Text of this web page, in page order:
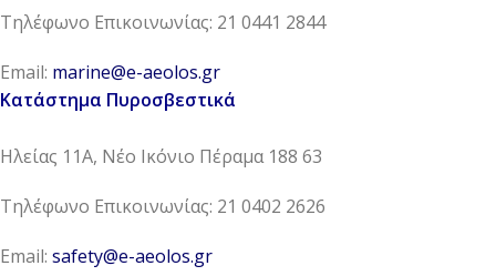
Τηλέφωνο Επικοινωνίας: 21 0441 2844
Email: marine@e-aeolos.gr
Κατάστημα Πυροσβεστικά
Ηλείας 11Α, Νέο Ικόνιο Πέραμα 188 63
Τηλέφωνο Επικοινωνίας: 21 0402 2626
Email: safety@e-aeolos.gr